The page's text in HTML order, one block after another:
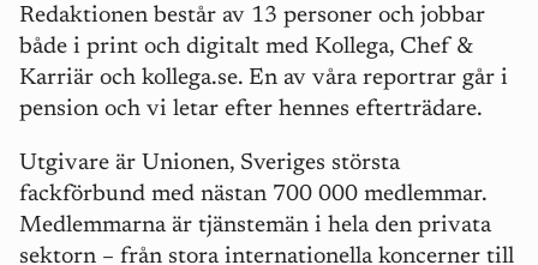
Redaktionen består av 13 personer och jobbar
både i print och digitalt med Kollega, Chef &
Karriär och kollega.se. En av våra reportrar går i
pension och vi letar efter hennes efterträdare.
Utgivare är Unionen, Sveriges största
fackförbund med nästan 700 000 medlemmar.
Medlemmarna är tjänstemän i hela den privata
sektorn – från stora internationella koncerner till